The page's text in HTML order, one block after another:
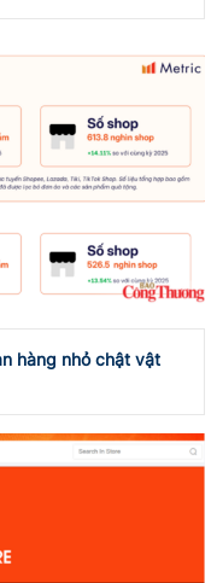
hàng nhỏ chật vật